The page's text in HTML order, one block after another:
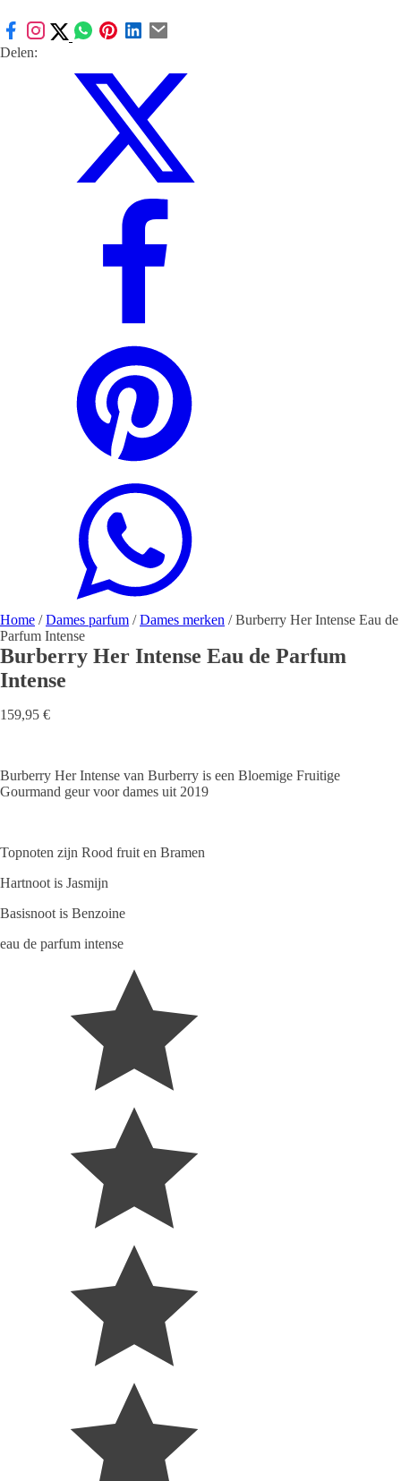
Delen:
Home /Dames parfum /Dames merken / Burberry Her Intense Eau de
Parfum Intense
Burberry Her Intense Eau de Parfum
Intense
159,95 €
Burberry Her Intense van Burberry is een Bloemige Fruitige
Gourmand geur voor dames uit 2019
Topnoten zijn Rood fruit en Bramen
Hartnoot is Jasmijn
Basisnoot is Benzoine
eau de parfum intense